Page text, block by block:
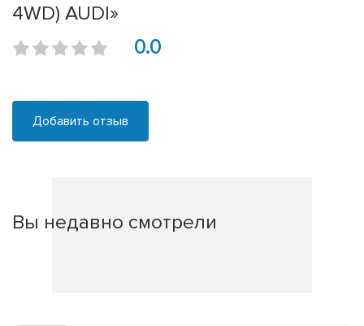
4WD) AUDI»
0.0
Добавить отзыв
Вы недавно смотрели